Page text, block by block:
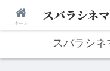
人生は“ひとりごと”
スバラシネ
ホーム スバラシネ